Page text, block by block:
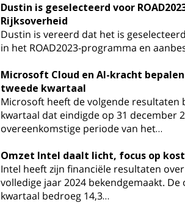
Dustin is geselecteerd voor
Rijksoverheid
Dustin is vereerd dat het is
in het ROAD2023-programma en
Microsoft Cloud en AI-kracht
tweede kwartaal
Microsoft heeft de volgende resultaten
kwartaal dat eindigde op 31 december
overeenkomstige periode van het…
Omzet Intel daalt licht, focus op
Intel heeft zijn financiële resultaten
volledige jaar 2024 bekendgemaakt.
kwartaal bedroeg 14,3…